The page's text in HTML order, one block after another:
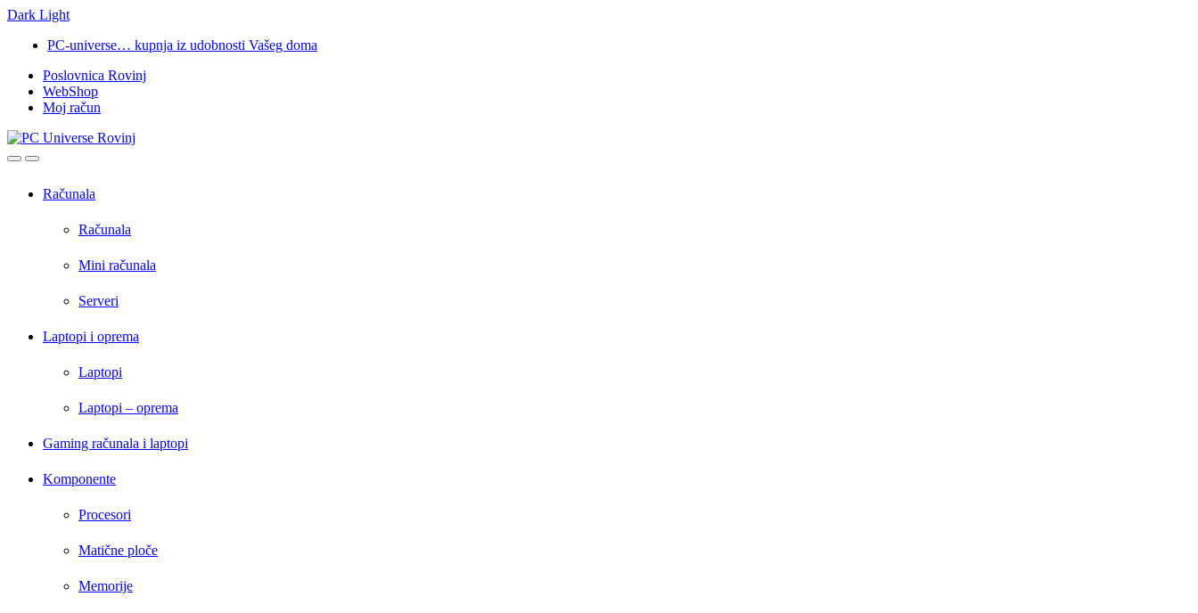
Dark Light
navigation
content
PC-universe… kupnja iz udobnosti Vašeg doma
Poslovnica Rovinj
WebShop
Moj račun
OpenClose
Računala
Računala
Mini računala
Serveri
Laptopi i oprema
Laptopi
Laptopi – oprema
Gaming računala i laptopi
Komponente
Procesori
Matične ploče
Memorije